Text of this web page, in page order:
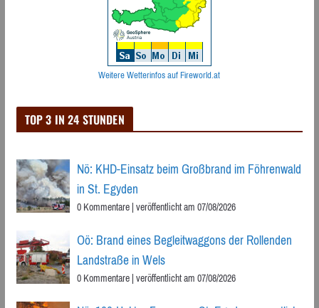
Weitere Wetterinfos auf Fireworld.at
TOP 3 IN 24 STUNDEN
Nö: KHD-Einsatz beim Großbrand im Föhrenwald
in St. Egyden
0 Kommentare|veröffentlicht am 07/08/2026
Oö: Brand eines Begleitwaggons der Rollenden
Landstraße in Wels
0 Kommentare|veröffentlicht am 07/08/2026